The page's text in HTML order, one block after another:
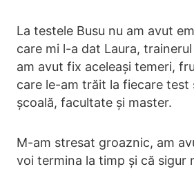
La testele Busu nu am avut
care mi l-a dat Laura,
am avut fix aceleași temeri,
care le-am trăit la fiecare test
școală, facultate și master.
M-am stresat groaznic, am
voi termina la timp și că sigur